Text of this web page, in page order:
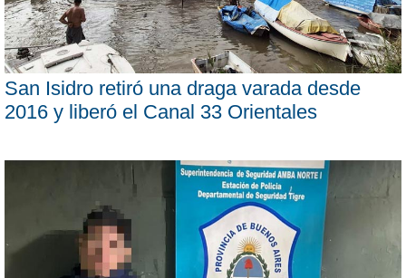
San Isidro retiró una draga varada desde
2016 y liberó el Canal 33 Orientales